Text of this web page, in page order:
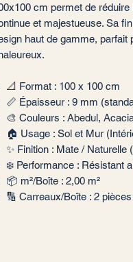
cm permet de
et majestueuse. Sa
haut de gamme,
📐 Format : 100 x 100 cm
📏 Épaisseur : 9 mm
🎨 Couleurs : Abedul,
🏠 Usage : Sol et Mur
✨ Finition : Mate / Naturelle
❄️ Performance : Résistant
📦 m²/Boîte : 2,00 m²
🔢 Carreaux/Boîte : 2 pièces